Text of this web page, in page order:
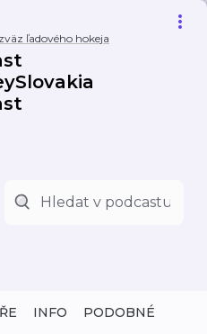
ľadového hokeja
INFO PODOBNÉ